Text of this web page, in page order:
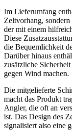
Im Lieferumfang
Zeltvorhang,
der mit einem
Diese
die Bequemlichkeit
Darüber hinaus
zusätzliche
gegen Wind machen.
Die mitgelieferte
macht das Produkt
Angler, die oft an
ist. Das Design des
signalisiert also eine